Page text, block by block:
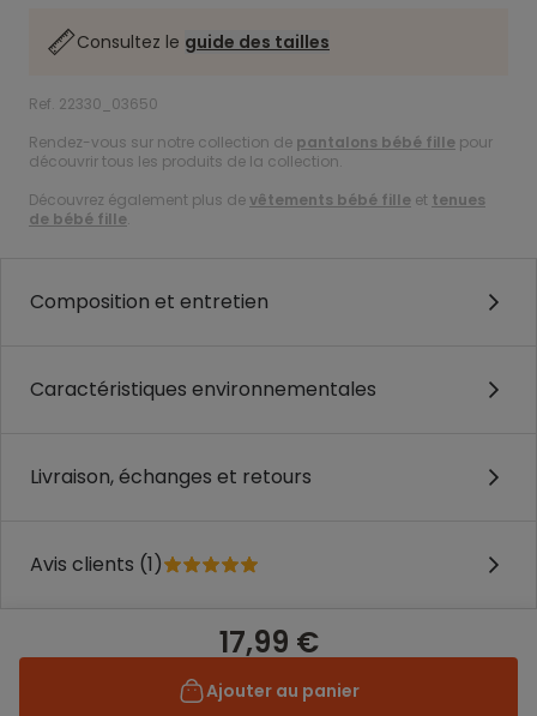
Consultez le guide des tailles
Ref. 22330_03650
Rendez-vous sur notre collection de pantalons bébé fille pour
découvrir tous les produits de la collection.
Découvrez également plus devêtements bébé fille et tenues
de bébé fille.
Composition et entretien
Caractéristiques environnementales
Livraison, échanges et retours
Avis clients (1)
17,99 €
Ajouter au panier